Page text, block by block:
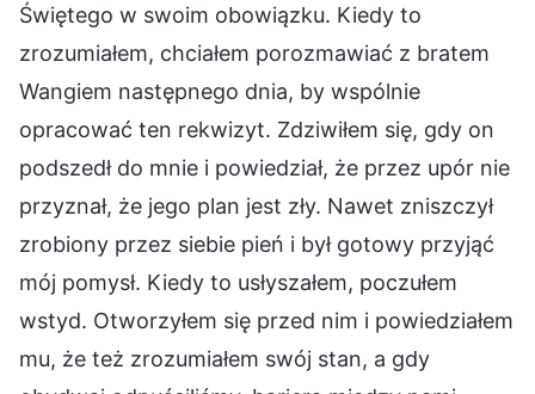
Świętego w swoim obowiązku. Kiedy to
zrozumiałem, chciałem porozmawiać z bratem
Wangiem następnego dnia, by wspólnie
opracować ten rekwizyt. Zdziwiłem się, gdy on
podszedł do mnie i powiedział, że przez upór nie
przyznał, że jego plan jest zły. Nawet zniszczył
zrobiony przez siebie pień i był gotowy przyjąć
mój pomysł. Kiedy to usłyszałem, poczułem
wstyd. Otworzyłem się przed nim i powiedziałem
mu, że też zrozumiałem swój stan, a gdy